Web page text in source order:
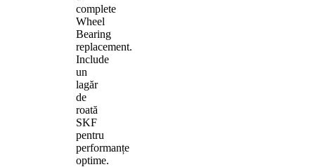
complete
Wheel
Bearing
replacement.
Include
un
lagăr
de
roată
SKF
pentru
performanțe
optime.